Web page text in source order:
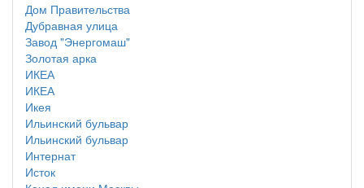
Дом Правительства
Дубравная улица
Завод "Энергомаш"
Золотая арка
ИКЕА
ИКЕА
Икея
Ильинский бульвар
Ильинский бульвар
Интернат
Исток